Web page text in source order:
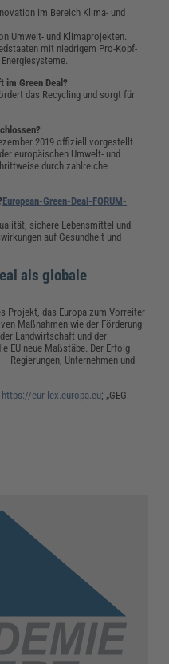
im Bereich Klima- und
Umwelt- und Klimaprojekten.
mit niedrigem Pro-Kopf-
im Green Deal?
das Recycling und sorgt für
2019 offiziell vorgestellt
europäischen Umwelt- und
durch zahlreiche
European-Green-Deal-FORUM-
sichere Lebensmittel und
auf Gesundheit und
als globale
Projekt, das Europa zum Vorreiter
Maßnahmen wie der Förderung
Landwirtschaft und der
EU neue Maßstäbe. Der Erfolg
Regierungen, Unternehmen und
https://eur-lex.europa.eu; „GEG